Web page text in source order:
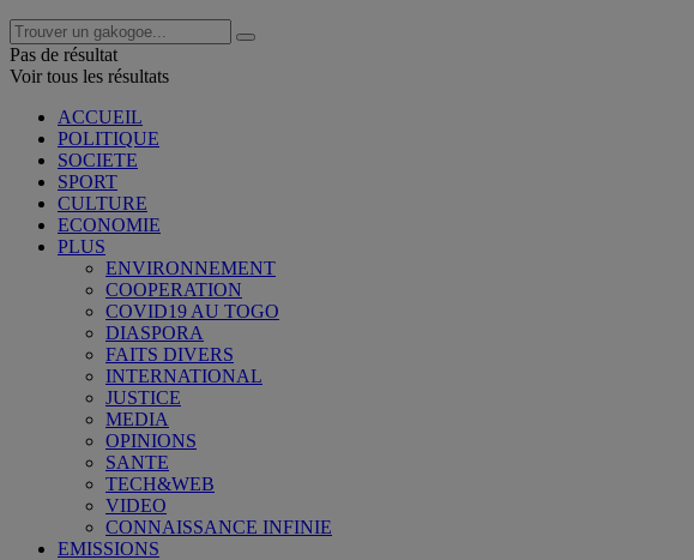
Pas de résultat
Voir tous les résultats
ACCUEIL
POLITIQUE
SOCIETE
SPORT
CULTURE
ECONOMIE
PLUS
ENVIRONNEMENT
COOPERATION
COVID19 AU TOGO
DIASPORA
FAITS DIVERS
INTERNATIONAL
JUSTICE
MEDIA
OPINIONS
SANTE
TECH&WEB
VIDEO
CONNAISSANCE INFINIE
EMISSIONS